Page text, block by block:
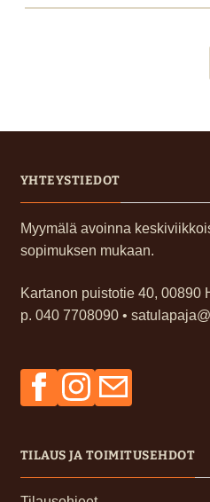
YHTEYSTIEDOT
Myymälä avoinna
sopimuksen mukaan.
Kartanon puistotie 40, 00890
p. 040 7708090 •
FacebookInstagramSähköposti
TILAUS JA TOIMITUSEHDOT